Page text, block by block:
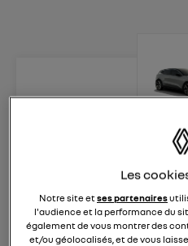
Megane E-
électriques
nouvelle ère
Les
Notre site etses partenaires
l'audience et la performance du
également de vous montrer des
et/ou géolocalisés, et de vous